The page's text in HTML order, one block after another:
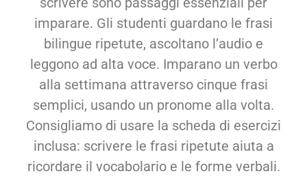
imparare. Gli studenti guardano le frasi
bilingue ripetute, ascoltano l’audio e
leggono ad alta voce. Imparano un verbo
alla settimana attraverso cinque frasi
semplici, usando un pronome alla volta.
Consigliamo di usare la scheda di esercizi
inclusa: scrivere le frasi ripetute aiuta a
ricordare il vocabolario e le forme verbali.